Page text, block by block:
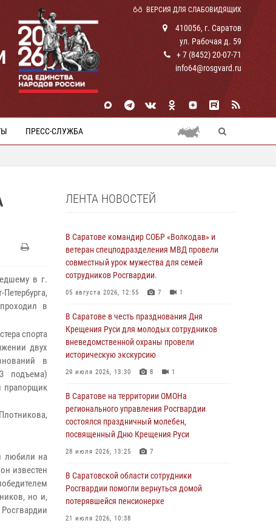
ВЕРСИЯ ДЛЯ СЛАБОВИДЯЩИХ
410056, г. Саратов
ул. Рабочая д. 59
+ 7 (8452) 20-07-71
info64@rosgvard.ru
ПРЕСС-СЛУЖБА
в г.
в
спорта
двух
в
подъема)
прапорщик
любили на
известен
но и,
ЛЕНТА НОВОСТЕЙ
В Саратове командир СОБР «Волкодав» и
ветеран спецподразделения МВД провели
совместный урок мужества для семей
сотрудников Росгвардии.
05 августа 2026, 12:55 7 1
В Саратове в честь празднования Дня
Крещения Руси для молодых сотрудников
вневедомственной охраны провели
историческую экскурсию
29 июля 2026, 13:30 8 1
В Саратове на территории ОМОНа
регионального управления Росгвардии
состоялся праздничный молебен,
посвященный Дню Крещения Руси
28 июля 2026, 13:25 7
В Саратовской области сотрудники
Росгвардии помогли вернуться домой
потерявшейся пенсионерке
21 июля 2026, 10:38